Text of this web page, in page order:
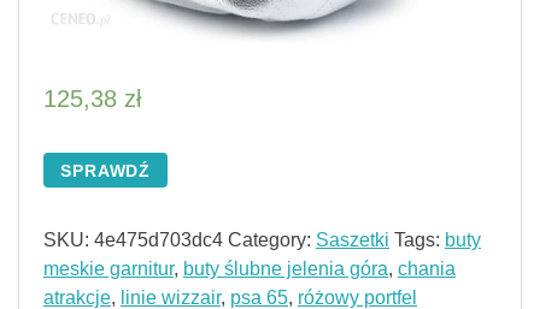
125,38 zł
SPRAWDŹ
SKU: 4e475d703dc4 Category: Saszetki Tags: buty
meskie garnitur, buty ślubne jelenia góra, chania
atrakcje, linie wizzair, psa 65, różowy portfel